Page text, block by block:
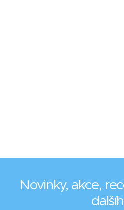
Novinky, akce,